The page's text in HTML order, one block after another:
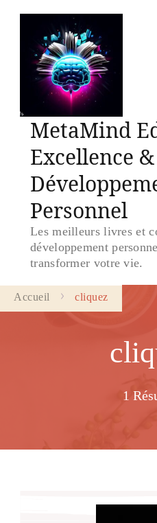
MetaMind
Excellence &
Personnel
Les meilleurs livres et
développement
transformer votre vie.
Accueil cliquez
1